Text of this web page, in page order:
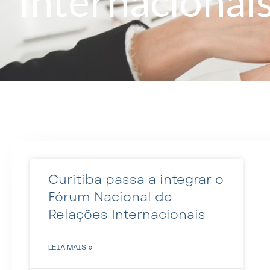
Curitiba passa a integrar o
Fórum Nacional de
Relações Internacionais
LEIA MAIS »